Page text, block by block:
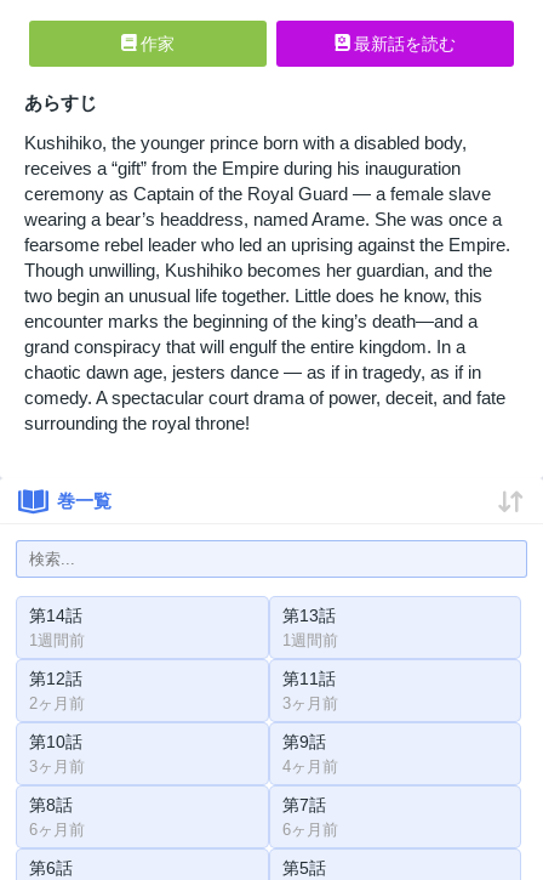
作家 最新話を読む
あらすじ
Kushihiko, the younger prince born with a disabled body,
receives a “gift” from the Empire during his inauguration
ceremony as Captain of the Royal Guard — a female slave
wearing a bear’s headdress, named Arame. She was once a
fearsome rebel leader who led an uprising against the Empire.
Though unwilling, Kushihiko becomes her guardian, and the
two begin an unusual life together. Little does he know, this
encounter marks the beginning of the king’s death—and a
grand conspiracy that will engulf the entire kingdom. In a
chaotic dawn age, jesters dance — as if in tragedy, as if in
comedy. A spectacular court drama of power, deceit, and fate
surrounding the royal throne!
巻一覧
第14話
1週間前
第13話
1週間前
第12話
2ヶ月前
第11話
3ヶ月前
第10話
3ヶ月前
第9話
4ヶ月前
第8話
6ヶ月前
第7話
6ヶ月前
第6話 第5話